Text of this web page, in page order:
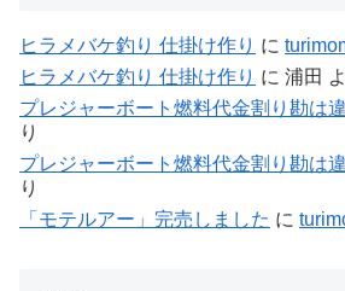
ヒラメバケ釣り 仕掛け作り に
ヒラメバケ釣り 仕掛け作り に 浦田
プレジャーボート燃料代金割り勘は
り
プレジャーボート燃料代金割り勘は
り
「モテルアー」完売しました に